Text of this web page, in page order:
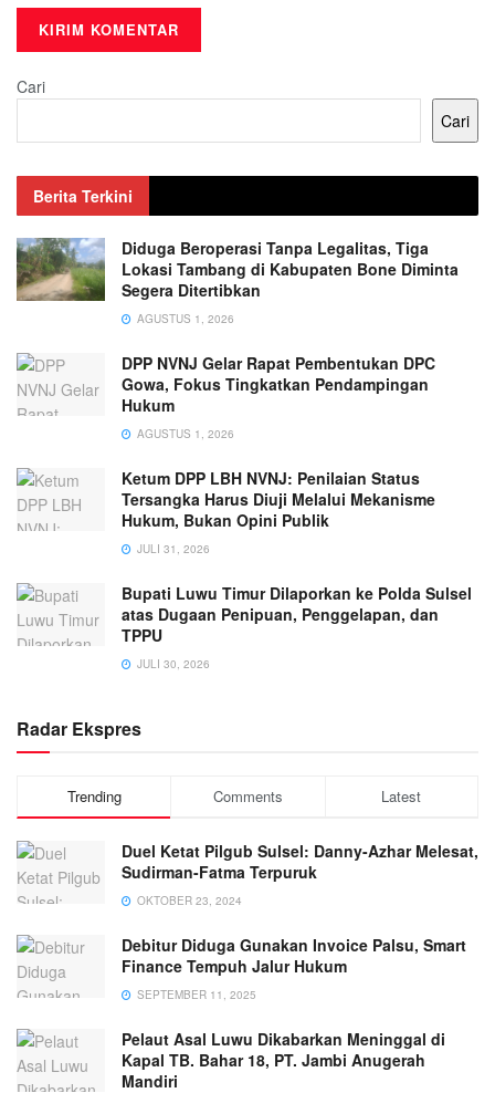
Cari
Cari
Berita Terkini
Diduga Beroperasi Tanpa Legalitas, Tiga
Lokasi Tambang di Kabupaten Bone Diminta
Segera Ditertibkan
AGUSTUS 1, 2026
DPP NVNJ Gelar Rapat Pembentukan DPC
Gowa, Fokus Tingkatkan Pendampingan
Hukum
AGUSTUS 1, 2026
Ketum DPP LBH NVNJ: Penilaian Status
Tersangka Harus Diuji Melalui Mekanisme
Hukum, Bukan Opini Publik
JULI 31, 2026
Bupati Luwu Timur Dilaporkan ke Polda Sulsel
atas Dugaan Penipuan, Penggelapan, dan
TPPU
JULI 30, 2026
Radar Ekspres
Trending Comments Latest
Duel Ketat Pilgub Sulsel: Danny-Azhar Melesat,
Sudirman-Fatma Terpuruk
OKTOBER 23, 2024
Debitur Diduga Gunakan Invoice Palsu, Smart
Finance Tempuh Jalur Hukum
SEPTEMBER 11, 2025
Pelaut Asal Luwu Dikabarkan Meninggal di
Kapal TB. Bahar 18, PT. Jambi Anugerah
Mandiri